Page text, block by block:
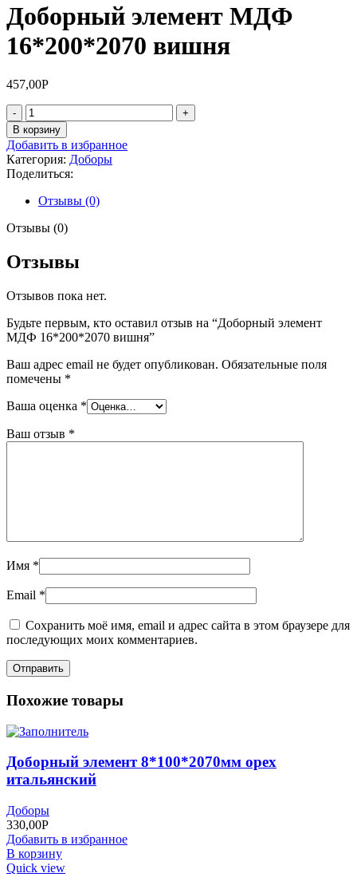
Доборный элемент МДФ
16*200*2070 вишня
457,00Р
Количество
товара
Доборный
элемент
МДФ
16*200*2070
вишня
В корзину
Добавить в избранное
Категория: Доборы
Поделиться:
Отзывы (0)
Отзывы (0)
Отзывы
Отзывов пока нет.
Будьте первым, кто оставил отзыв на “Доборный элемент
МДФ 16*200*2070 вишня”
Ваш адрес email не будет опубликован. Обязательные поля
помечены *
Ваша оценка *
Ваш отзыв *
Имя *
Email *
Сохранить моё имя, email и адрес сайта в этом браузере для
последующих моих комментариев.
Похожие товары
Доборный элемент 8*100*2070мм орех
итальянский
Доборы
330,00Р
Добавить в избранное
В корзину
Quick view